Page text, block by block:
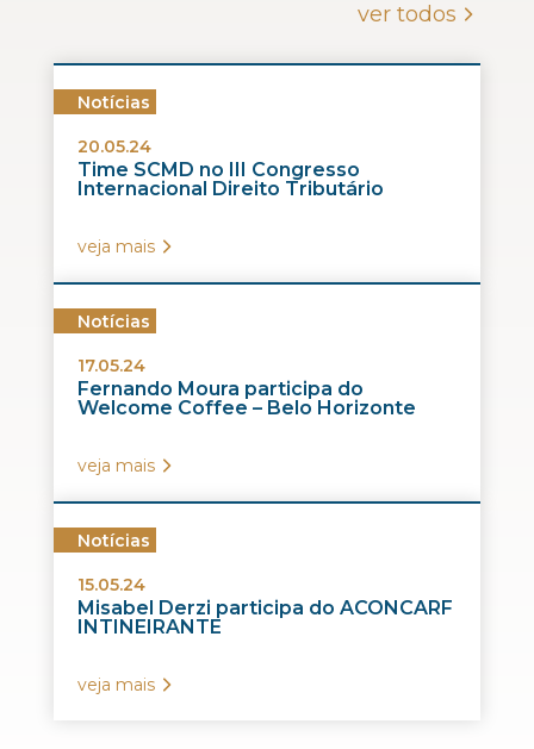
ver todos
Notícias
20.05.24
Time SCMD no III Congresso
Internacional Direito Tributário
veja mais
Notícias
17.05.24
Fernando Moura participa do
Welcome Coffee – Belo Horizonte
veja mais
Notícias
15.05.24
Misabel Derzi participa do ACONCARF
INTINEIRANTE
veja mais